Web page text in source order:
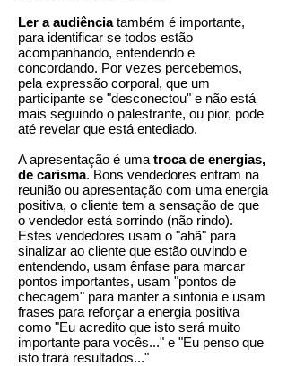
Ler a audiênciatambém é importante,
para identificar se todos estão
acompanhando, entendendo e
concordando. Por vezes percebemos,
pela expressão corporal, que um
participante se "desconectou" e não está
mais seguindo o palestrante, ou pior, pode
até revelar que está entediado.
A apresentação é uma troca de energias,
de carisma. Bons vendedores entram na
reunião ou apresentação com uma energia
positiva, o cliente tem a sensação de que
o vendedor está sorrindo (não rindo).
Estes vendedores usam o "ahã" para
sinalizar ao cliente que estão ouvindo e
entendendo, usam ênfase para marcar
pontos importantes, usam "pontos de
checagem" para manter a sintonia e usam
frases para reforçar a energia positiva
como "Eu acredito que isto será muito
importante para vocês..." e "Eu penso que
isto trará resultados..."